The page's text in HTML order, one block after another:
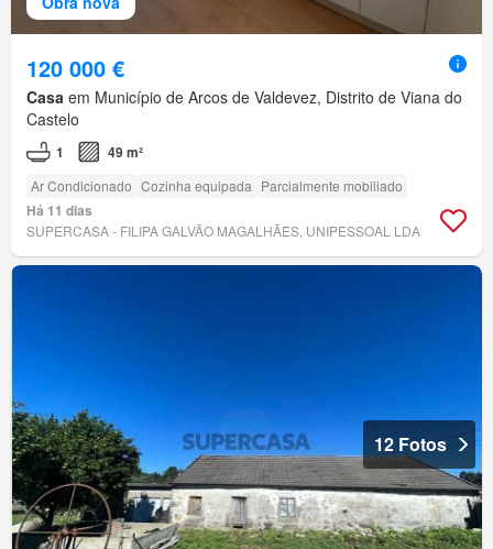
120 000 €
Casa em Município de Arcos de Valdevez, Distrito de Viana do
Castelo
1 49 m²
Ar Condicionado Cozinha equipada Parcialmente mobiliado
Há 11 dias
SUPERCASA - FILIPA GALVÃO MAGALHÃES, UNIPESSOAL LDA
12 Fotos